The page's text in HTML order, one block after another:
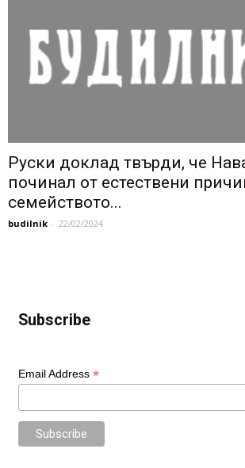
Руски доклад твърди, че
починал от естествени
семейството...
budilnik - 22/02/2024
Subscribe
Email Address *